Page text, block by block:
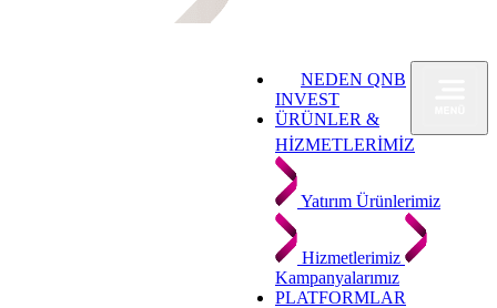
NEDEN QNB
INVEST
ÜRÜNLER &
HİZMETLERİMİZ
Yatırım Ürünlerimiz
Hizmetlerimiz
Kampanyalarımız
PLATFORMLAR